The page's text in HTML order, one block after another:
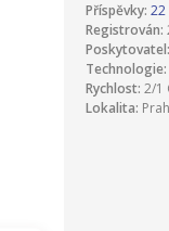
Příspěvky: 22
Registrován:
Poskytovatel:
Technologie:
Rychlost: 2/1
Lokalita: